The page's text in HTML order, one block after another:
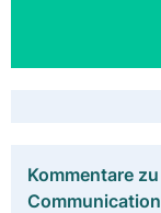
Kommentare